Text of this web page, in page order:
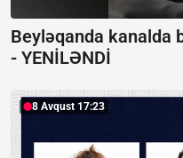
Beyləqanda kanalda
- YENİLƏNDİ
8 Avqust 17:23